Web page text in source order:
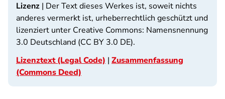
Lizenz | Der Text dieses Werkes ist, soweit nichts
anderes vermerkt ist, urheberrechtlich geschützt und
lizenziert unter Creative Commons: Namensnennung
3.0 Deutschland (CC BY 3.0 DE).
Lizenztext (Legal Code) | Zusammenfassung
(Commons Deed)